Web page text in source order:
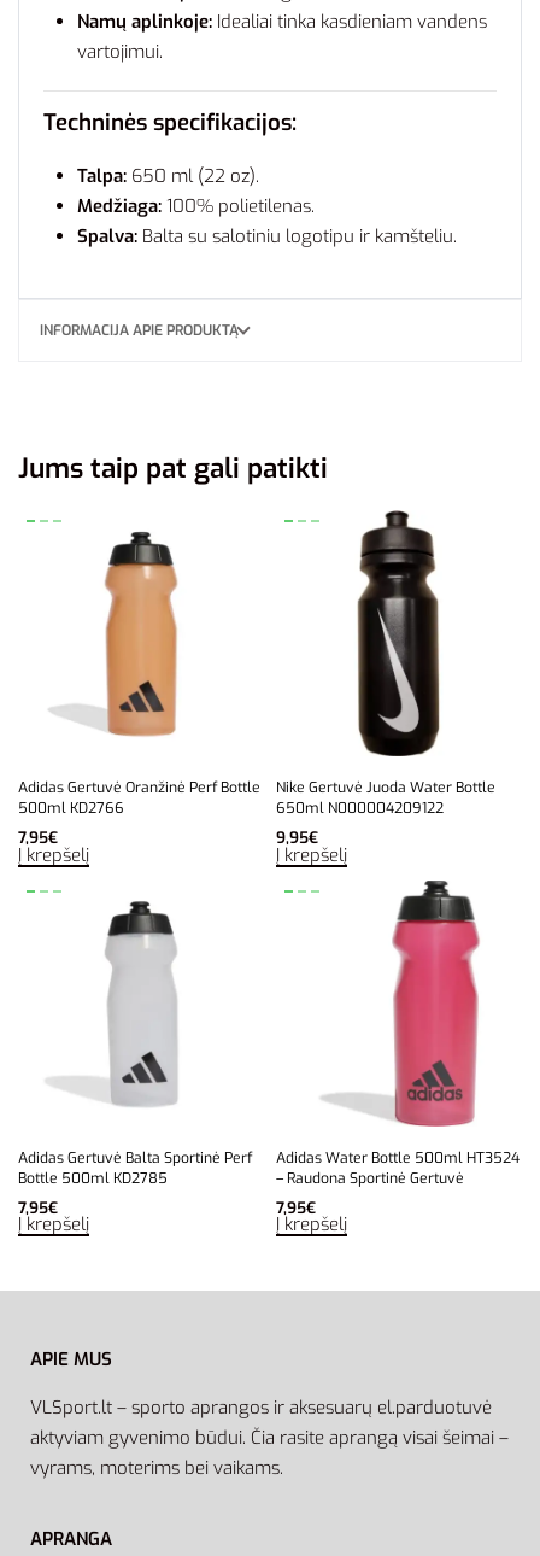
Namų aplinkoje: Idealiai tinka kasdieniam vandens
vartojimui.
Techninės specifikacijos:
Talpa: 650 ml (22 oz).
Medžiaga: 100% polietilenas.
Spalva: Balta su salotiniu logotipu ir kamšteliu.
INFORMACIJA APIE PRODUKTĄ
Jums taip pat gali patikti
Adidas Gertuvė Oranžinė Perf Bottle
500ml KD2766
7,95€
Į krepšelį
Nike Gertuvė Juoda Water Bottle
650ml N000004209122
9,95€
Į krepšelį
Adidas Gertuvė Balta Sportinė Perf
Bottle 500ml KD2785
7,95€
Į krepšelį
Adidas Water Bottle 500ml HT3524
– Raudona Sportinė Gertuvė
7,95€
Į krepšelį
APIE MUS
VLSport.lt – sporto aprangos ir aksesuarų el.parduotuvė
aktyviam gyvenimo būdui. Čia rasite aprangą visai šeimai –
vyrams, moterims bei vaikams.
APRANGA